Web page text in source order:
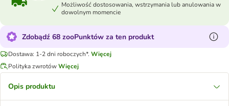
Możliwość dostosowania, wstrzymania lub anulowania w
dowolnym momencie
Zdobądź 68 zooPunktów za ten produkt
Dostawa: 1-2 dni roboczych*. Więcej
Polityka zwrotówWięcej
Opis produktu